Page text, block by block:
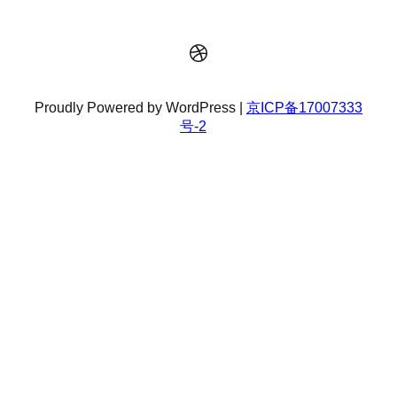
Dribbble
Proudly Powered by WordPress | 京ICP备17007333
号-2